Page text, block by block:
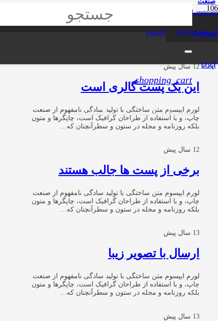
Language
فارسیEnglish
email
پردازان
آپادانا
shopping_cart
محصولاتبه سبد خرید شما اضافه شد.
طراحی وب سایت
12 سال پیش
این یک پست گالری است
لورم ایپسوم متن ساختگی با تولید سادگی نامفهوم از صنعت
چاپ، و با استفاده از طراحان گرافیک است، چاپگرها و متون
بلکه روزنامه و مجله در ستون و سطرآنچنان که…
12 سال پیش
برخی از پست ها جالب هستند
لورم ایپسوم متن ساختگی با تولید سادگی نامفهوم از صنعت
چاپ، و با استفاده از طراحان گرافیک است، چاپگرها و متون
بلکه روزنامه و مجله در ستون و سطرآنچنان که…
13 سال پیش
ارسال با تصویر زیبا
لورم ایپسوم متن ساختگی با تولید سادگی نامفهوم از صنعت
چاپ، و با استفاده از طراحان گرافیک است، چاپگرها و متون
بلکه روزنامه و مجله در ستون و سطرآنچنان که…
13 سال پیش